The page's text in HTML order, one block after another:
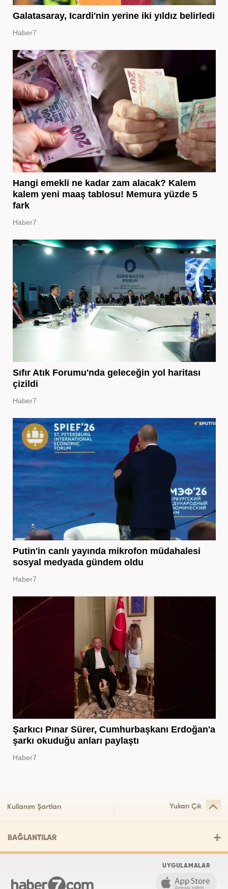
Galatasaray, Icardi'nin yerine iki yıldız belirledi
Haber7
Hangi emekli ne kadar zam alacak? Kalem
kalem yeni maaş tablosu! Memura yüzde 5
fark
Haber7
Sıfır Atık Forumu'nda geleceğin yol haritası
çizildi
Haber7
Putin'in canlı yayında mikrofon müdahalesi
sosyal medyada gündem oldu
Haber7
Şarkıcı Pınar Sürer, Cumhurbaşkanı Erdoğan'a
şarkı okuduğu anları paylaştı
Haber7
Kullanım Şartları Yukarı Çık
BAĞLANTILAR
UYGULAMALAR